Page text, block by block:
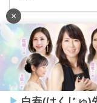
千里
×